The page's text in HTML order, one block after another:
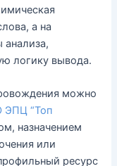
а на
анализа,
логику вывода.
можно
ЭПЦ “Топ
назначением
или
ресурс